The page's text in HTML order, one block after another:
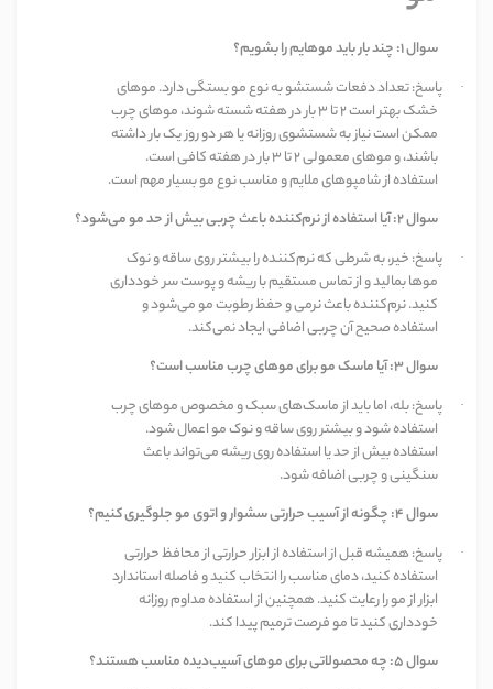
سوال۱: چند بار باید موهایم را بشویم؟
·
پاسخ: تعداد دفعات شستشو به نوع مو بستگی دارد. موهای
خشک بهتر است۲تا۳بار در هفته شسته شوند، موهای چرب
ممکن است نیاز به شستشوی روزانه یا هر دو روز یک بار داشته
باشند، و موهای معمولی۲تا۳بار در هفته کافی است.
استفاده از شامپوهای ملایم و مناسب نوع مو بسیار مهم است.
سوال۲: آیا استفاده از نرم‌کننده باعث چربی بیش از حد مو می‌شود؟
·
پاسخ: خیر، به شرطی که نرم‌کننده را بیشتر روی ساقه و نوک
موها بمالید و از تماس مستقیم با ریشه و پوست سر خودداری
کنید. نرم‌کننده باعث نرمی و حفظ رطوبت مو می‌شود و
استفاده صحیح آن چربی اضافی ایجاد نمی‌کند.
سوال۳: آیا ماسک مو برای موهای چرب مناسب است؟
·
پاسخ: بله، اما باید از ماسک‌های سبک و مخصوص موهای چرب
استفاده شود و بیشتر روی ساقه و نوک مو اعمال شود.
استفاده بیش از حد یا استفاده روی ریشه می‌تواند باعث
سنگینی و چربی اضافه شود.
سوال۴: چگونه از آسیب حرارتی سشوار و اتوی مو جلوگیری کنیم؟
·
پاسخ: همیشه قبل از استفاده از ابزار حرارتی از محافظ حرارتی
استفاده کنید، دمای مناسب را انتخاب کنید و فاصله استاندارد
ابزار از مو را رعایت کنید. همچنین از استفاده مداوم روزانه
خودداری کنید تا مو فرصت ترمیم پیدا کند.
سوال۵: چه محصولاتی برای موهای آسیب‌دیده مناسب هستند؟